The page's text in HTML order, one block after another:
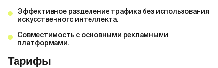
Эффективное разделение трафика без использования
искусственного интеллекта.
Совместимость с основными рекламными
платформами.
Тарифы